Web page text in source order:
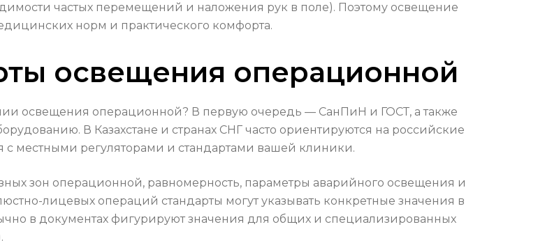
частых перемещений и наложения рук в поле). Поэтому освещение
норм и практического комфорта.
освещения операционной
освещения операционной? В первую очередь — СанПиН и ГОСТ, а также
В Казахстане и странах СНГ часто ориентируются на российские
с местными регуляторами и стандартами вашей клиники.
зон операционной, равномерность, параметры аварийного освещения и
лицевых операций стандарты могут указывать конкретные значения в
в документах фигурируют значения для общих и специализированных